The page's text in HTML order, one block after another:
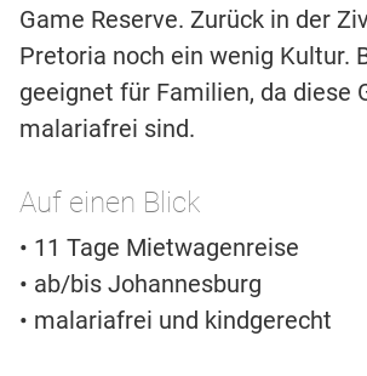
Game Reserve. Zurück in der
Pretoria noch ein wenig Kultur.
geeignet für Familien, da diese
malariafrei sind.
Auf einen Blick
• 11 Tage Mietwagenreise
• ab/bis Johannesburg
• malariafrei und kindgerecht